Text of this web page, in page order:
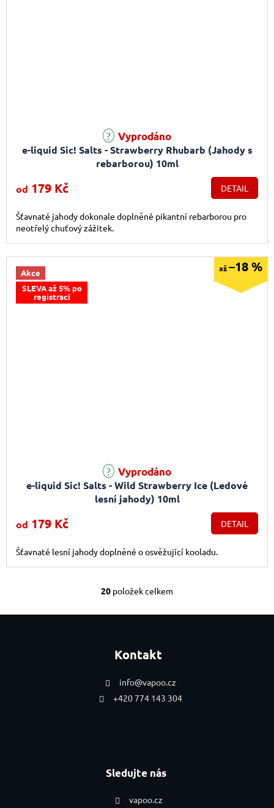
e-liquid Sic! Salts - Strawberry Rhubarb (Jahody s
rebarborou) 10ml
Průměrné hodnocení produktu je 5,0 z 5 hvězdiček.
Vyprodáno
od 179 Kč DETAIL
Šťavnaté jahody dokonale doplněné pikantní rebarborou pro
neotřelý chuťový zážitek.
Akce
SLEVA až 5% po
registraci
až–18 %
e-liquid Sic! Salts - Wild Strawberry Ice (Ledové
lesní jahody) 10ml
Vyprodáno
od 179 Kč DETAIL
Šťavnaté lesní jahody doplněné o osvěžující kooladu.
Ovládací prvky
20 položek celkem
Kontakt
info@vapoo.cz
+420 774 143 304
Sledujte nás
vapoo.cz